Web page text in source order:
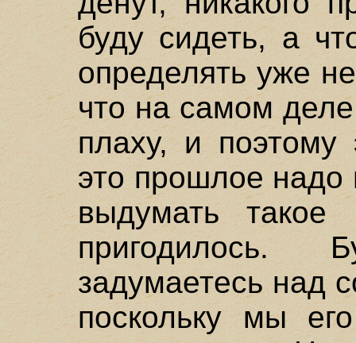
буду сидеть, а
определять уже
что на самом
плаху, и
это прошлое надо
выдумать
задумаетесь над
поскольку мы